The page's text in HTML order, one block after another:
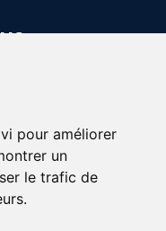
pour améliorer
un
le trafic de